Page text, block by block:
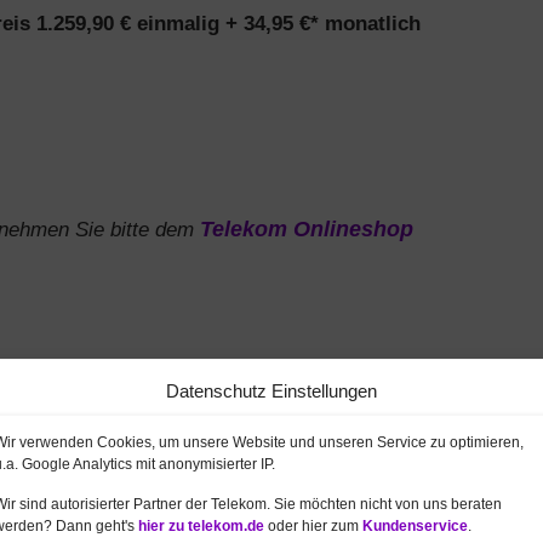
Datenschutz Einstellungen
verwenden Cookies, um unsere Website und unseren Service zu optimieren,
Google Analytics mit anonymisierter IP.
sind autorisierter Partner der Telekom. Sie möchten nicht von uns beraten
Dann geht's hier zu telekom.de oder hier zum Kundenservice.
1.259,90 € einmalig + 34,95 €* monatlich
Sie bitte dem Telekom Onlineshop
inklusive Apple iPhone 16 Pro Max beträgt 24 Monate.
Hotline.
(aber auch die Pro Modelle) günstig mit einer
5G-Netz).